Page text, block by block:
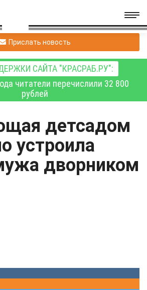
Прислать новость
САЙТА "КРАСРАБ.РУ":
читатели перечислили 32 800
рублей
детсадом
устроила
дворником